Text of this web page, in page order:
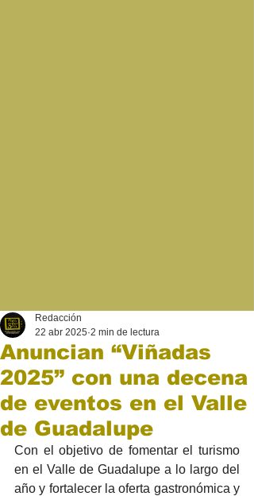
Anuncian “Viñadas
2025” con una decena
de eventos en el Valle
de Guadalupe
Redacción
22 abr 2025 2 min de lectura
Con el objetivo de fomentar el turismo
en el Valle de Guadalupe a lo largo del
año y fortalecer la oferta gastronómica y